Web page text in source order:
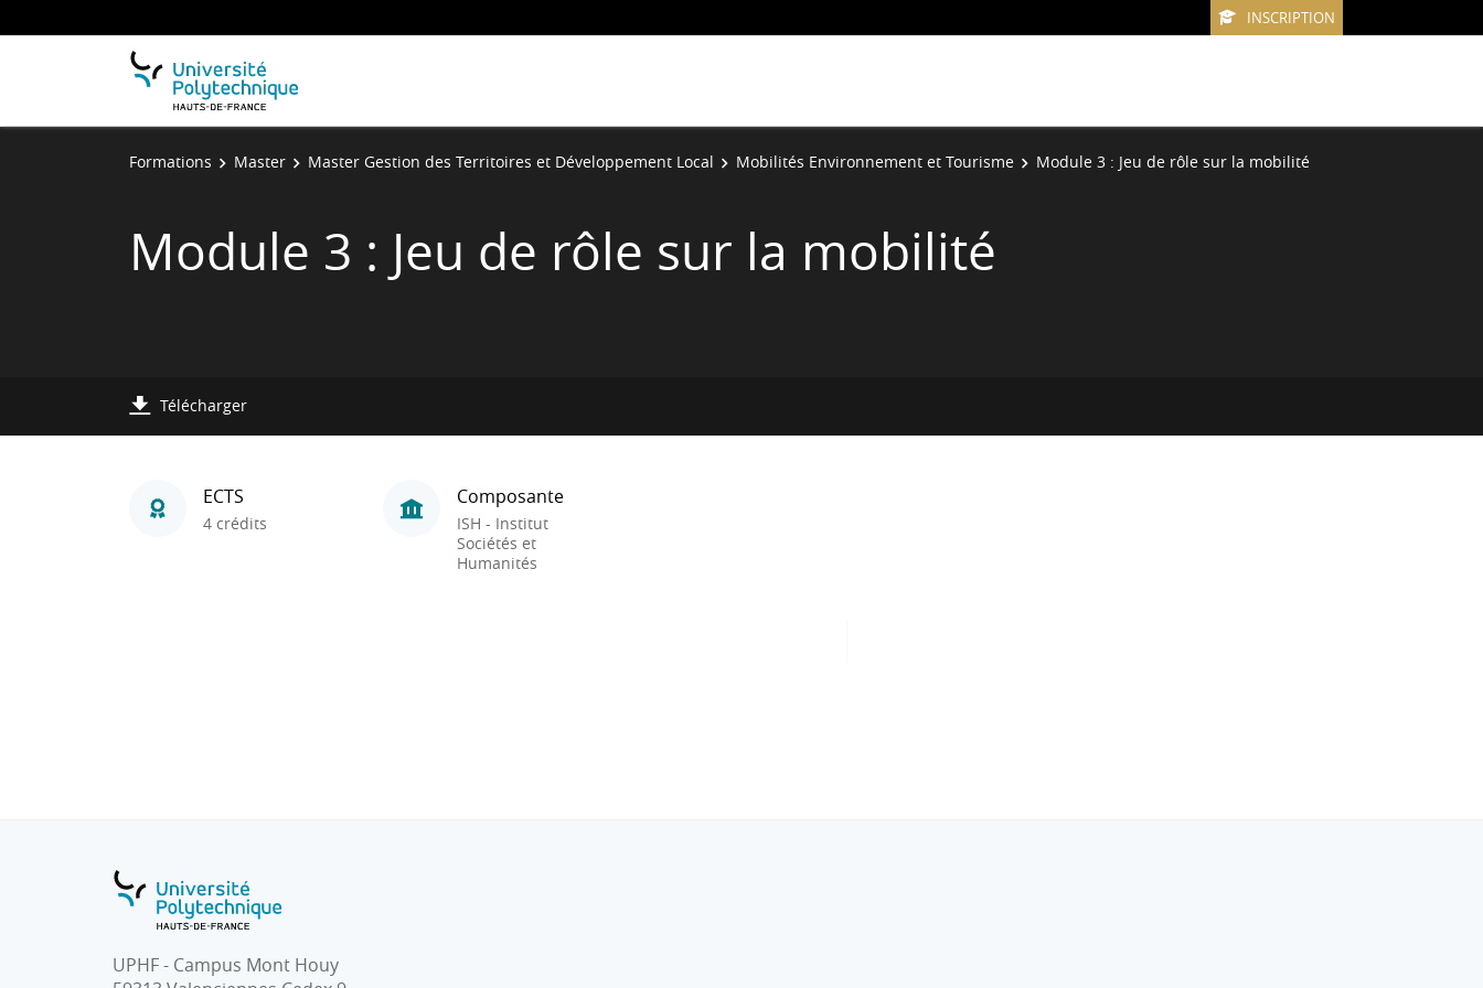
INSCRIPTION
Formations Master Master Gestion des Territoires et Développement Local Mobilités Environnement et Tourisme Module 3 : Jeu de rôle sur la mobilité
Module 3 : Jeu de rôle sur la mobilité
Télécharger
ECTS
4 crédits
Composante
ISH - Institut
Sociétés et
Humanités
UPHF - Campus Mont Houy